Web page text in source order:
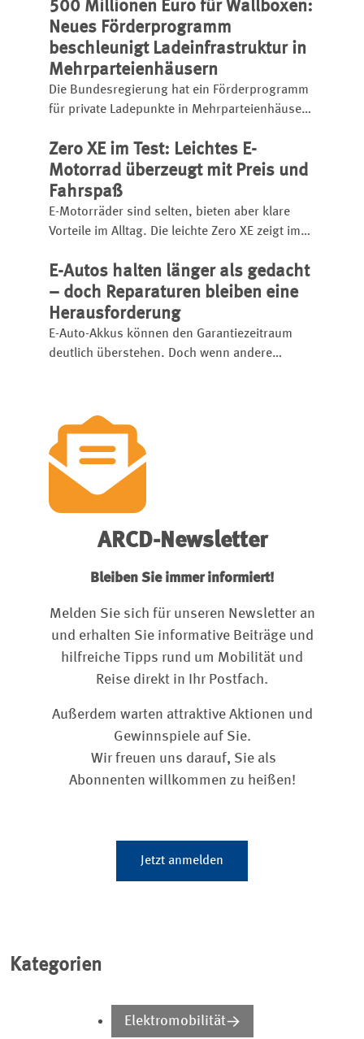
Plug-in-Hybride beantragen.
500 Millionen Euro für Wallboxen:
Neues Förderprogramm
beschleunigt Ladeinfrastruktur in
Mehrparteienhäusern
Die Bundesregierung hat ein Förderprogramm
für private Ladepunkte in Mehrparteienhäusern
können seit April 2026 Zuschüsse für
Wallboxen und Stellplätze beantragen.
Zero XE im Test: Leichtes E-
Motorrad überzeugt mit Preis und
Fahrspaß
E-Motorräder sind selten, bieten aber klare
Vorteile im Alltag. Die leichte Zero XE zeigt im
elektrisches Fahren in Stadt und Gelände sein
kann – trotz begrenzter Reichweite.
E-Autos halten länger als gedacht
– doch Reparaturen bleiben eine
Herausforderung
E-Auto-Akkus können den Garantiezeitraum
deutlich überstehen. Doch wenn andere
Ersatzteilen und Reparaturlösungen.
ARCD-Newsletter
Bleiben Sie immer informiert!
Melden Sie sich für unseren Newsletter an
und erhalten Sie informative Beiträge und
hilfreiche Tipps rund um Mobilität und
Reise direkt in Ihr Postfach.
Außerdem warten attraktive Aktionen und
Gewinnspiele auf Sie.
Wir freuen uns darauf, Sie als
Abonnenten willkommen zu heißen!
Jetzt anmelden
Kategorien
Elektromobilität